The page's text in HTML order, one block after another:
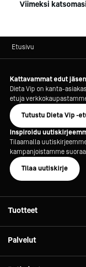
Viimeksi
Etusivu
Kattavammat edut
Dieta Vip on kanta-
etuja
Tutustu Dieta Vip -
Inspiroidu
Tilaamalla
kampanjoistamme
Tilaa uutiskirje
Tuotteet
Palvelut
Konsultointi